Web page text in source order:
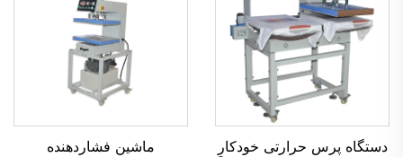
دستگاه پرس حرارتی خودکار
ماشین فشاردهنده